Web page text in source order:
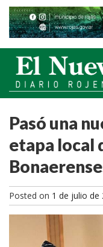
Pasó una
etapa local
Posted on 1 de julio de